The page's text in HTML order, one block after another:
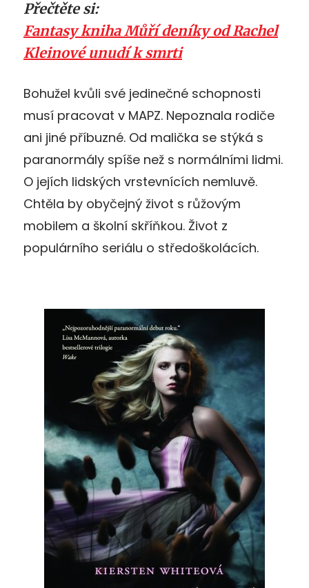
Přečtěte si:
Fantasy kniha Můří deníky od Rachel
Kleinové unudí k smrti
Bohužel kvůli své jedinečné schopnosti
musí pracovat v MAPZ. Nepoznala rodiče
ani jiné příbuzné. Od malička se stýká s
paranormály spíše než s normálními lidmi.
O jejích lidských vrstevnících nemluvě.
Chtěla by obyčejný život s růžovým
mobilem a školní skříňkou. Život z
populárního seriálu o středoškolácích.